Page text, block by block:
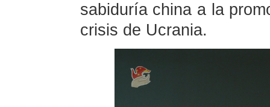
sabiduría china a la
crisis de Ucrania.